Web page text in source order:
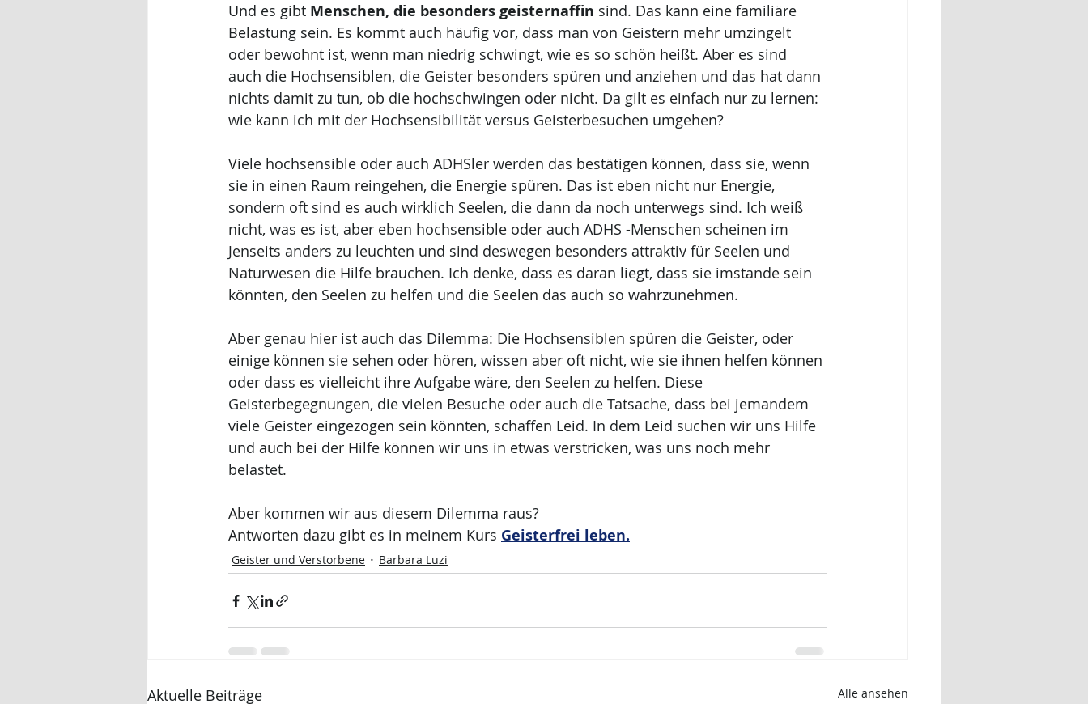
Und es gibt Menschen, die besonders geisternaffin sind. Das kann eine familiäre
Belastung sein. Es kommt auch häufig vor, dass man von Geistern mehr umzingelt
oder bewohnt ist, wenn man niedrig schwingt, wie es so schön heißt. Aber es sind
auch die Hochsensiblen, die Geister besonders spüren und anziehen und das hat dann
nichts damit zu tun, ob die hochschwingen oder nicht. Da gilt es einfach nur zu lernen:
wie kann ich mit der Hochsensibilität versus Geisterbesuchen umgehen?
Viele hochsensible oder auch ADHSler werden das bestätigen können, dass sie, wenn
sie in einen Raum reingehen, die Energie spüren. Das ist eben nicht nur Energie,
sondern oft sind es auch wirklich Seelen, die dann da noch unterwegs sind. Ich weiß
nicht, was es ist, aber eben hochsensible oder auch ADHS -Menschen scheinen im
Jenseits anders zu leuchten und sind deswegen besonders attraktiv für Seelen und
Naturwesen die Hilfe brauchen. Ich denke, dass es daran liegt, dass sie imstande sein
könnten, den Seelen zu helfen und die Seelen das auch so wahrzunehmen.
Aber genau hier ist auch das Dilemma: Die Hochsensiblen spüren die Geister, oder
einige können sie sehen oder hören, wissen aber oft nicht, wie sie ihnen helfen können
oder dass es vielleicht ihre Aufgabe wäre, den Seelen zu helfen. Diese
Geisterbegegnungen, die vielen Besuche oder auch die Tatsache, dass bei jemandem
viele Geister eingezogen sein könnten, schaffen Leid. In dem Leid suchen wir uns Hilfe
und auch bei der Hilfe können wir uns in etwas verstricken, was uns noch mehr
belastet.
Aber kommen wir aus diesem Dilemma raus?
Antworten dazu gibt es in meinem Kurs Geisterfrei leben.
Geister und Verstorbene Barbara Luzi
Aktuelle Beiträge Alle ansehen